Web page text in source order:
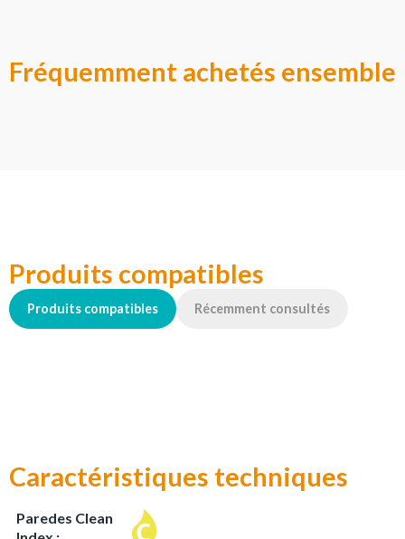
Fréquemment achetés ensemble
Produits compatibles
Produits compatibles Récemment consultés
Caractéristiques techniques
Paredes Clean